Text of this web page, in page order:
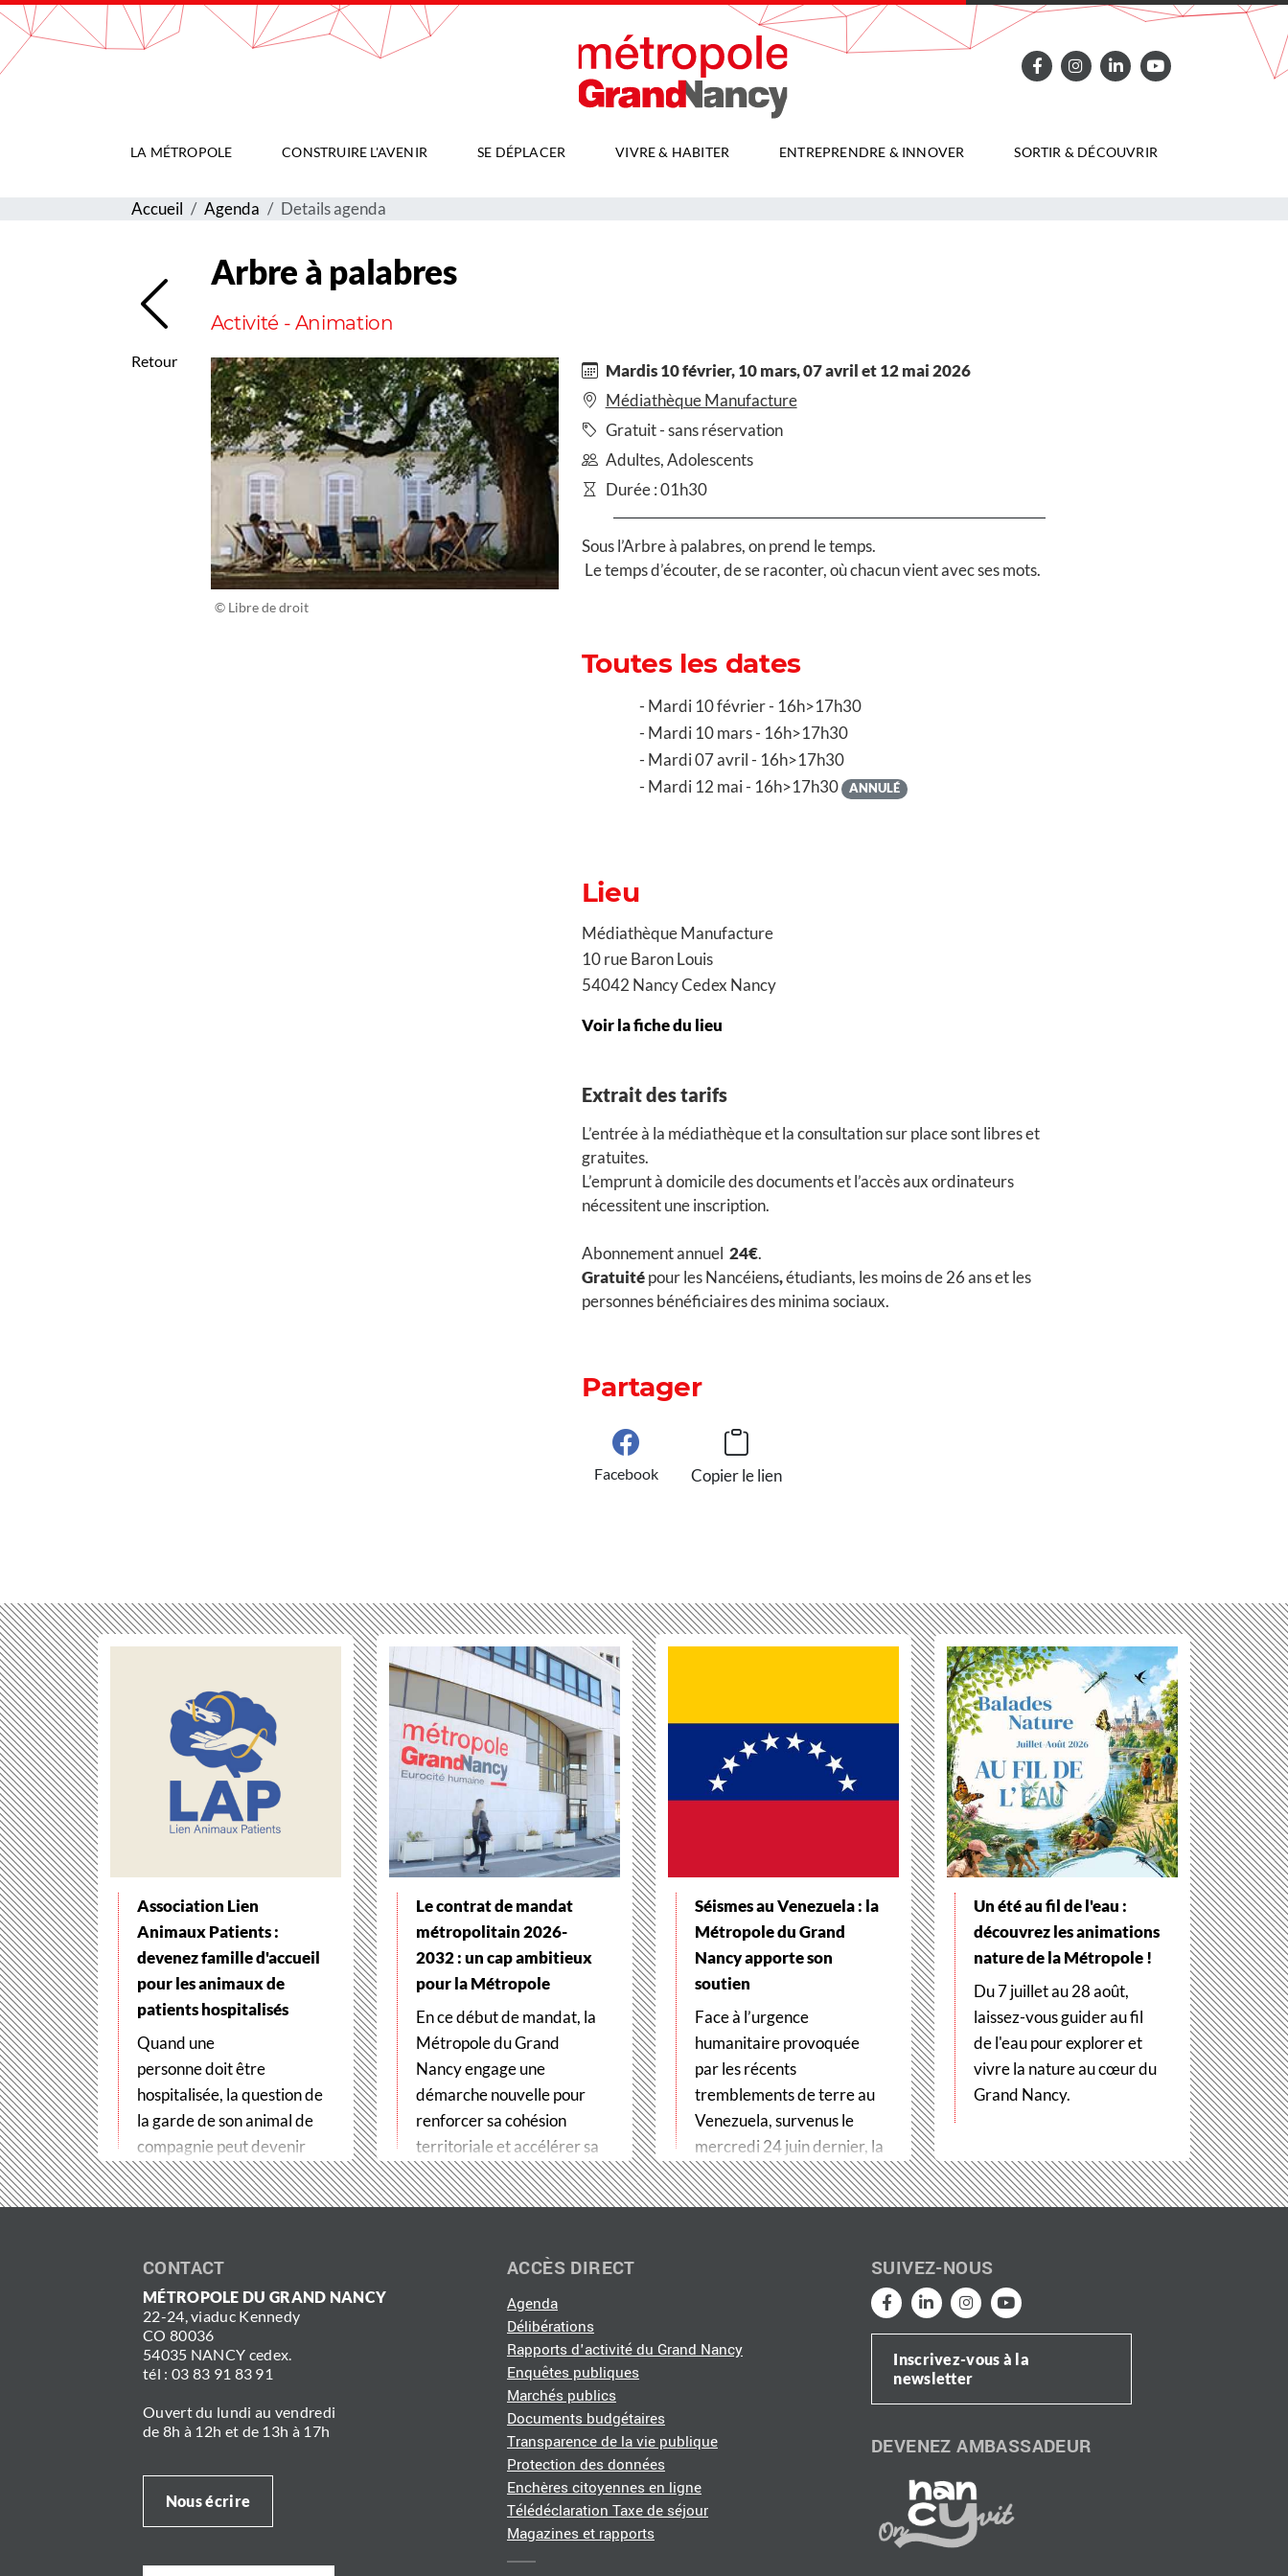
Gestion de vos préférences sur les cookies
LA MÉTROPOLE CONSTRUIRE L'AVENIR SE DÉPLACER VIVRE & HABITER ENTREPRENDRE & INNOVER SORTIR & DÉCOUVRIR
Accueil Agenda Details agenda
Retour
Arbre à palabres
Activité - Animation
© Libre de droit
Mardis 10 février, 10 mars, 07 avril et 12 mai 2026
Médiathèque Manufacture
Gratuit - sans réservation
Adultes, Adolescents
Durée : 01h30
Sous l’Arbre à palabres, on prend le temps.
Le temps d’écouter, de se raconter, où chacun vient avec ses mots.
Toutes les dates
Mardi 10 février - 16h>17h30
Mardi 10 mars - 16h>17h30
Mardi 07 avril - 16h>17h30
Mardi 12 mai - 16h>17h30
ANNULÉ
Lieu
Médiathèque Manufacture
10 rue Baron Louis
54042 Nancy Cedex Nancy
Voir la fiche du lieu
Extrait des tarifs
L’entrée à la médiathèque et la consultation sur place sont libres et
gratuites.
L’emprunt à domicile des documents et l’accès aux ordinateurs
nécessitent une inscription.
Abonnement annuel 24€.
Gratuitépour les Nancéiens,étudiants, les moins de 26 ans et les
personnes bénéficiaires des minima sociaux.
Partager
Facebook Copier le lien
Association Lien
Animaux Patients :
devenez famille d'accueil
pour les animaux de
patients hospitalisés
Quand une
personne doit être
hospitalisée, la question de
la garde de son animal de
compagnie peut devenir
un véritable frein
aux soins. Pour…
Le contrat de mandat
métropolitain 2026-
2032 : un cap ambitieux
pour la Métropole
En ce début de mandat, la
Métropole du Grand
Nancy engage une
démarche nouvelle pour
renforcer sa cohésion
territoriale et accélérer sa
transformation…
Séismes au Venezuela : la
Métropole du Grand
Nancy apporte son
soutien
Face à l’urgence
humanitaire provoquée
par les récents
tremblements de terre au
Venezuela, survenus le
mercredi 24 juin dernier, la
Métropole du Grand…
Un été au fil de l'eau :
découvrez les animations
nature de la Métropole !
Du 7 juillet au 28 août,
laissez-vous guider au fil
de l'eau pour explorer et
vivre la nature au cœur du
Grand Nancy.
CONTACT
MÉTROPOLE DU GRAND NANCY
22-24, viaduc Kennedy
CO 80036
54035 NANCY cedex.
tél : 03 83 91 83 91
Ouvert du lundi au vendredi
de 8h à 12h et de 13h à 17h
Nous écrire
ACCÈS DIRECT
Agenda
Délibérations
Rapports d'activité du Grand Nancy
Enquêtes publiques
Marchés publics
Documents budgétaires
Transparence de la vie publique
Protection des données
Enchères citoyennes en ligne
Télédéclaration Taxe de séjour
Magazines et rapports
SUIVEZ-NOUS
Inscrivez-vous à la
newsletter
DEVENEZ AMBASSADEUR